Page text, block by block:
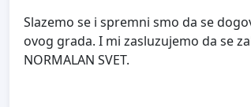
Slazemo se i spremni smo da se
ovog grada. I mi zasluzujemo da se
NORMALAN SVET.